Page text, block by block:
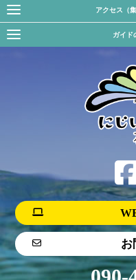
アクセス（
ガイド
お